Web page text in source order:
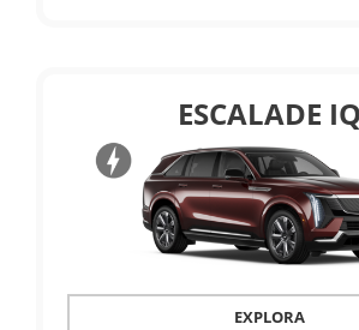
ESCALADE IQ
EXPLORA